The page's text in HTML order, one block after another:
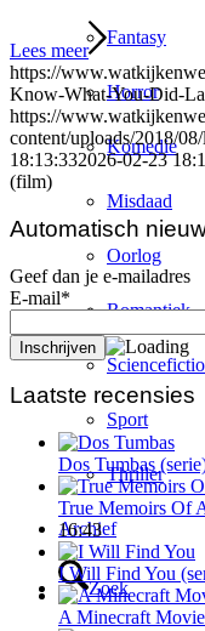
Fantasy
Horror
Komedie
Misdaad
Oorlog
Romantiek
Sport
Thriller
Archief
Zoek
Lees meer
https://
Know-What-You-Did-
https://
content/uploads/2018/
18:13:332026-02-23
(film)
Automatisch
Geef dan je e-mailadres
E-mail*
Laatste recensies
Dos Tumbas
True Memoirs Of
16:43
I Will Find You
A Minecraft